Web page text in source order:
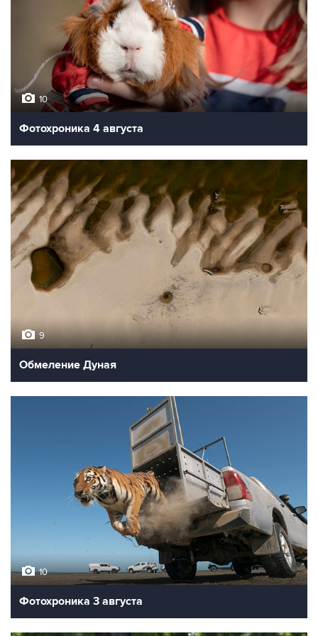
10
Фотохроника 4 августа
9
Обмеление Дуная
10
Фотохроника 3 августа